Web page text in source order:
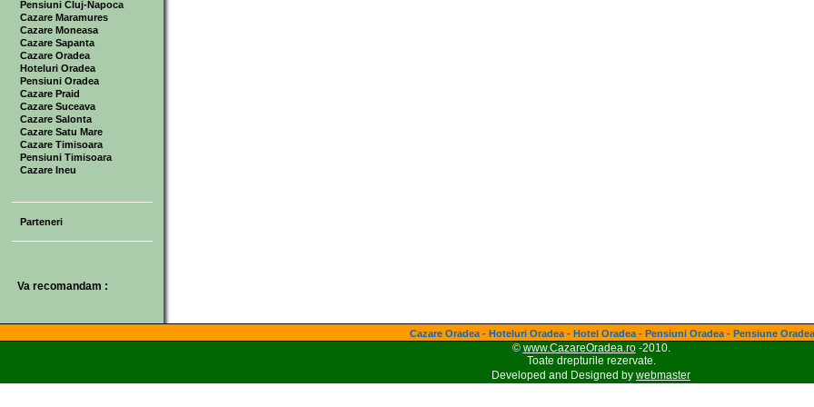
Pensiuni Cluj-Napoca
Cazare Maramures
Cazare Moneasa
Cazare Sapanta
Cazare Oradea
Hoteluri Oradea
Pensiuni Oradea
Cazare Praid
Cazare Suceava
Cazare Salonta
Cazare Satu Mare
Cazare Timisoara
Pensiuni Timisoara
Cazare Ineu
Parteneri
Va recomandam :
Cazare Oradea - Hoteluri Oradea - Hotel Oradea - Pensiuni Oradea - Pensiune Oradea
© www.CazareOradea.ro-2010.
Toate drepturile rezervate.
Developed and Designed by webmaster